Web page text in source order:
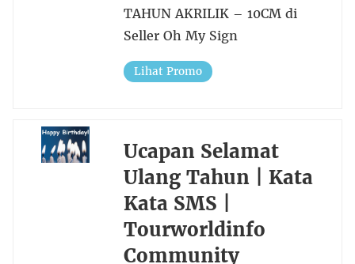
TAHUN AKRILIK – 10CM di
Seller Oh My Sign
Lihat Promo
Ucapan Selamat
Ulang Tahun | Kata
Kata SMS |
Tourworldinfo
Community